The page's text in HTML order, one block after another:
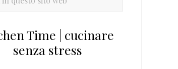
Time | cucinare
senza stress